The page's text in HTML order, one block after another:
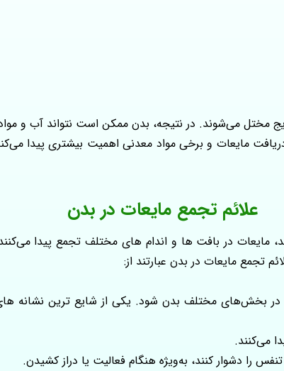
مختل می‌شوند. در نتیجه، بدن ممکن است نتواند آب و
مایعات و برخی مواد معدنی اهمیت بیشتری پیدا
علائم تجمع مایعات در بدن
مایعات در بافت‌ ها و اندام‌ های مختلف تجمع پیدا
تجمع مایعات در بدن عبارتند از:
در بخش‌های مختلف بدن شود. یکی از شایع‌ ترین نشانه‌
می‌کنند.
را دشوار کنند، به‌ویژه هنگام فعالیت یا دراز کشیدن.